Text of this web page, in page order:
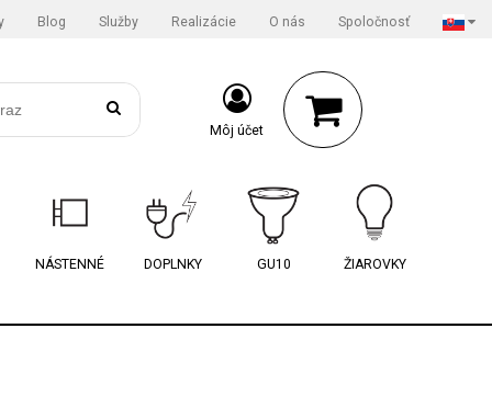
Blog Služby Realizácie O nás Spoločnosť
Môj účet
NÁSTENNÉ DOPLNKY GU10 ŽIAROVKY